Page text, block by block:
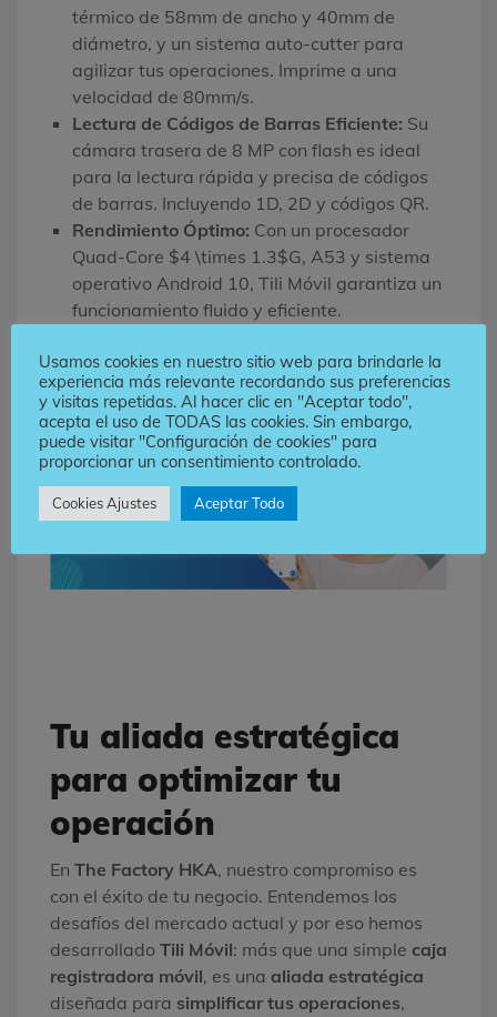
térmico de 58mm de ancho y 40mm de
diámetro, y un sistema auto-cutter para
agilizar tus operaciones. Imprime a una
velocidad de 80mm/s.
Lectura de Códigos de Barras Eficiente: Su
cámara trasera de 8 MP con flash es ideal
para la lectura rápida y precisa de códigos
de barras. Incluyendo 1D, 2D y códigos QR.
Rendimiento Óptimo: Con un procesador
Quad-Core $4 \times 1.3$G, A53 y sistema
operativo Android 10, Tili Móvil garantiza un
funcionamiento fluido y eficiente.
7.6V/2500mAh (equivalente a 3.8V,
5000mAh) te brinda la autonomía necesaria
para jornadas de trabajo extensas.
Tu aliada estratégica
para optimizar tu
operación
En The Factory HKA, nuestro compromiso es
con el éxito de tu negocio. Entendemos los
desafíos del mercado actual y por eso hemos
desarrollado Tili Móvil: más que una simple caja
registradora móvil, es una aliada estratégica
diseñada para simplificar tus operaciones,
Usamos cookies en nuestro sitio web para brindarle la
experiencia más relevante recordando sus preferencias
y visitas repetidas. Al hacer clic en "Aceptar todo",
acepta el uso de TODAS las cookies. Sin embargo,
puede visitar "Configuración de cookies" para
proporcionar un consentimiento controlado.
Cookies Ajustes Aceptar Todo